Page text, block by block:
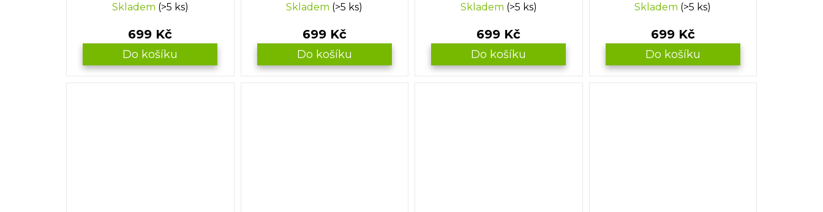
Skladem (>5 ks)
699 Kč
Do košíku
Skladem (>5 ks)
699 Kč
Do košíku
Skladem (>5 ks)
699 Kč
Do košíku
Skladem (>5 ks)
699 Kč
Do košíku